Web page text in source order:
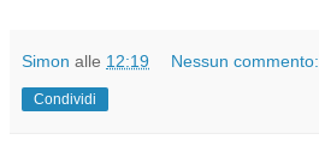
Simon alle 12:19 Nessun commento:
Condividi